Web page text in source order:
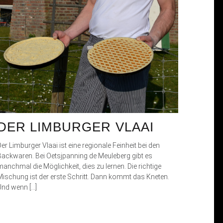
LIMBURGER VLAAI
Limburger Vlaai ist eine regionale Feinheit bei den
Bei Oetsjpanning de Meuleberg gibt es
die Möglichkeit, dies zu lernen. Die richtige
ist der erste Schritt. Dann kommt das Kneten.
wenn […]